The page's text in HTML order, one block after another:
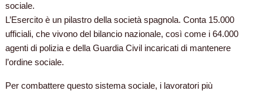
sociale.
L’Esercito è un pilastro della società spagnola. Conta 15.000
ufficiali, che vivono del bilancio nazionale, così come i 64.000
agenti di polizia e della Guardia Civil incaricati di mantenere
l’ordine sociale.
Per combattere questo sistema sociale, i lavoratori più